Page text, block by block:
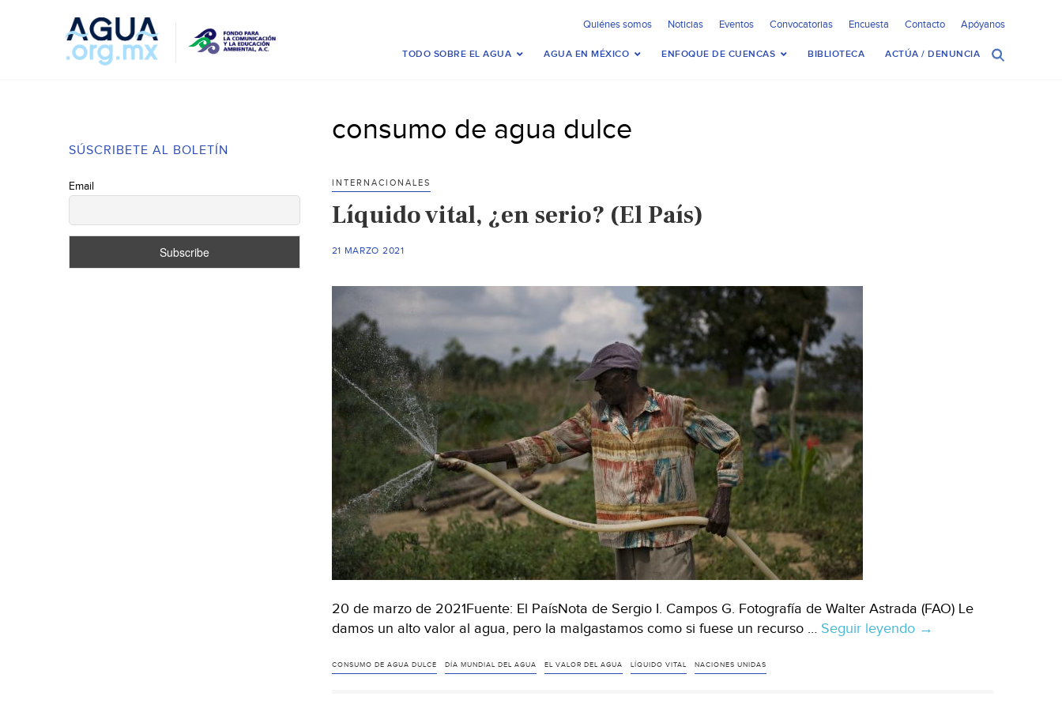
Quiénes somos Noticias Eventos Convocatorias Encuesta Contacto Apóyanos
TODO SOBRE EL AGUA AGUA EN MÉXICO ENFOQUE DE CUENCAS BIBLIOTECA ACTÚA / DENUNCIA
SÚSCRIBETE AL BOLETÍN
Email
consumo de agua dulce
INTERNACIONALES
Líquido vital, ¿en serio? (El País)
21 MARZO 2021
20 de marzo de 2021Fuente: El PaísNota de Sergio I. Campos G. Fotografía de Walter Astrada (FAO) Le
damos un alto valor al agua, pero la malgastamos como si fuese un recurso … Seguir leyendo Líquido
→
CONSUMO DE AGUA DULCE DÍA MUNDIAL DEL AGUA EL VALOR DEL AGUA LÍQUIDO VITAL NACIONES UNIDAS